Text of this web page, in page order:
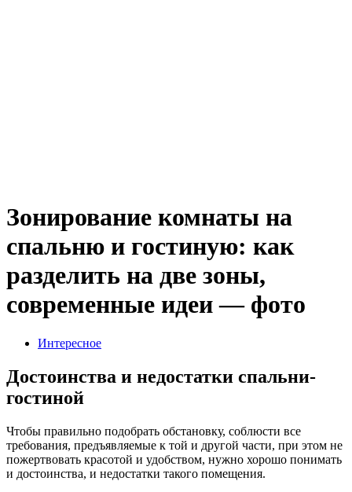
Зонирование комнаты на
спальню и гостиную: как
разделить на две зоны,
современные идеи — фото
Интересное
Достоинства и недостатки спальни-
гостиной
Чтобы правильно подобрать обстановку, соблюсти все
требования, предъявляемые к той и другой части, при этом не
пожертвовать красотой и удобством, нужно хорошо понимать
и достоинства, и недостатки такого помещения.